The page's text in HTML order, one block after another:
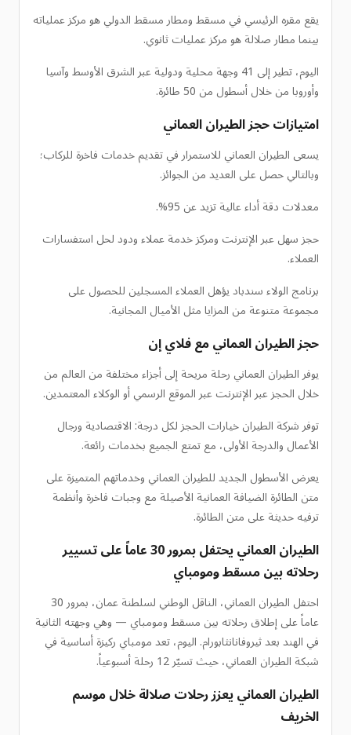
يقع مقره الرئيسي في مسقط ومطار مسقط الدولي هو مركز عملياته
بينما مطار صلالة هو مركز عمليات ثانوي.
اليوم، تطير إلى 41 وجهة محلية ودولية عبر الشرق الأوسط وآسيا
وأوروبا من خلال أسطول من 50 طائرة.
امتيازات حجز الطيران العماني
يسعى الطيران العماني للاستمرار في تقديم خدمات فاخرة للركاب؛
وبالتالي حصل على العديد من الجوائز.
معدلات دقة أداء عالية تزيد عن 95%.
حجز سهل عبر الإنترنت ومركز خدمة عملاء ودود لحل استفسارات
العملاء.
برنامج الولاء سندباد يؤهل العملاء المسجلين للحصول على
مجموعة متنوعة من المزايا مثل الأميال المجانية.
حجز الطيران العماني مع فلاي إن
يوفر الطيران العماني رحلة مريحة إلى أجزاء مختلفة من العالم من
خلال الحجز عبر الإنترنت عبر الموقع الرسمي أو الوكلاء المعتمدين.
توفر شركة الطيران خيارات الحجز لكل درجة: الاقتصادية ورجال
الأعمال والدرجة الأولى، مع تمتع الجميع بخدمات رائعة.
يعرض الأسطول الجديد للطيران العماني وخدماتهم المتميزة على
متن الطائرة الضيافة العمانية الأصيلة مع وجبات فاخرة وأنظمة
ترفيه حديثة على متن الطائرة.
الطيران العماني يحتفل بمرور 30 عاماً على تسيير
رحلاته بين مسقط ومومباي
احتفل الطيران العماني، الناقل الوطني لسلطنة عمان، بمرور 30
عاماً على إطلاق رحلاته بين مسقط ومومباي — وهي وجهته الثانية
في الهند بعد ثيروفانانثابورام. اليوم، تعد مومباي ركيزة أساسية في
شبكة الطيران العماني، حيث تسيّر 12 رحلة أسبوعياً.
الطيران العماني يعزز رحلات صلالة خلال موسم
الخريف